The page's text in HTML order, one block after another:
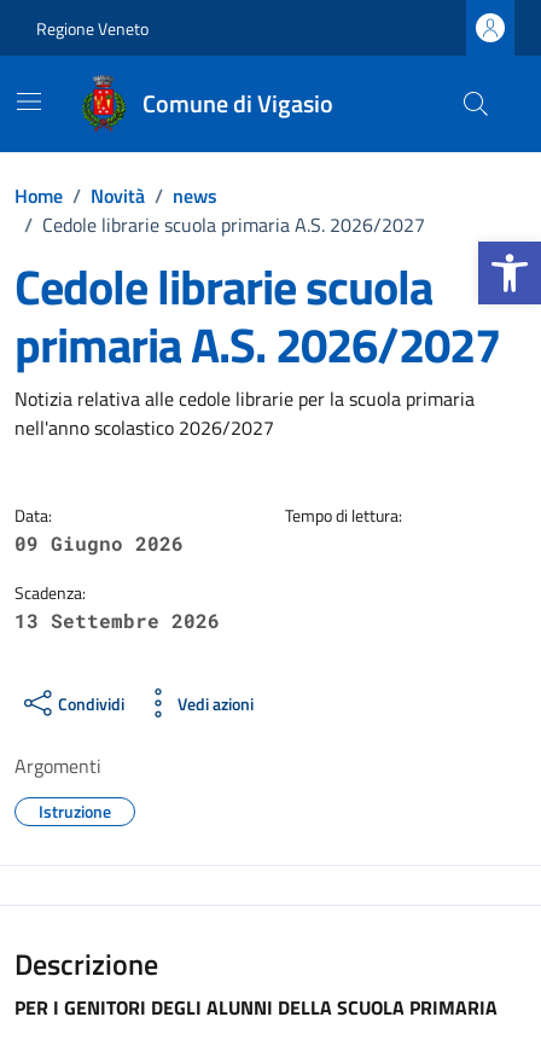
Apri la
Regione Veneto
Comune di Vigasio
Home / Novità / news
/ Cedole librarie scuola primaria A.S. 2026/2027
Cedole librarie scuola
primaria A.S. 2026/2027
Dettagli della notizia
Notizia relativa alle cedole librarie per la scuola primaria
nell'anno scolastico 2026/2027
Data:
09 Giugno 2026
Scadenza:
13 Settembre 2026
Tempo di lettura:
Condividi Vedi azioni
Argomenti
Istruzione
Descrizione
PER I GENITORI DEGLI ALUNNI DELLA SCUOLA PRIMARIA